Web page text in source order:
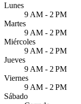
Lunes
9 AM - 2 PM
Martes
9 AM - 2 PM
Miércoles
9 AM - 2 PM
Jueves
9 AM - 2 PM
Viernes
9 AM - 2 PM
Sábado